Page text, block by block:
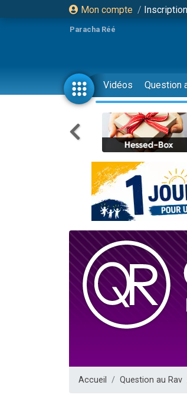
Mon compte / Inscription
Paracha Réé
Vidéos Question
Accueil Question au Rav